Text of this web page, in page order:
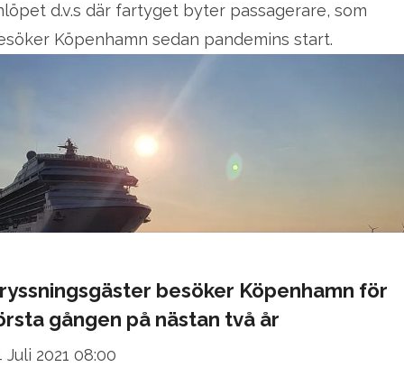
d.v.s där fartyget byter passagerare, som
Köpenhamn sedan pandemins start.
besöker Köpenhamn för
gången på nästan två år
Juli 2021 08:00